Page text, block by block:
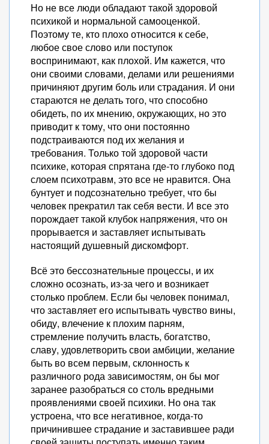
Но не все люди обладают такой здоровой
психикой и нормальной самооценкой.
Поэтому те, кто плохо относится к себе,
любое свое слово или поступок
воспринимают, как плохой. Им кажется, что
они своими словами, делами или решениями
причиняют другим боль или страдания. И они
стараются не делать того, что способно
обидеть, по их мнению, окружающих, но это
приводит к тому, что они постоянно
подстраиваются под их желания и
требования. Только той здоровой части
психике, которая спрятана где-то глубоко под
слоем психотравм, это все не нравится. Она
бунтует и подсознательно требует, что бы
человек прекратил так себя вести. И все это
порождает такой клубок напряжения, что он
прорывается и заставляет испытывать
настоящий душевный дискомфорт.
Всё это бессознательные процессы, и их
сложно осознать, из-за чего и возникает
столько проблем. Если бы человек понимал,
что заставляет его испытывать чувство вины,
обиду, влечение к плохим парням,
стремление получить власть, богатство,
славу, удовлетворить свои амбиции, желание
быть во всем первым, склонность к
различного рода зависимостям, он бы мог
заранее разобраться со столь вредными
проявлениями своей психики. Но она так
устроена, что все негативное, когда-то
причинившее страдание и заставившее ради